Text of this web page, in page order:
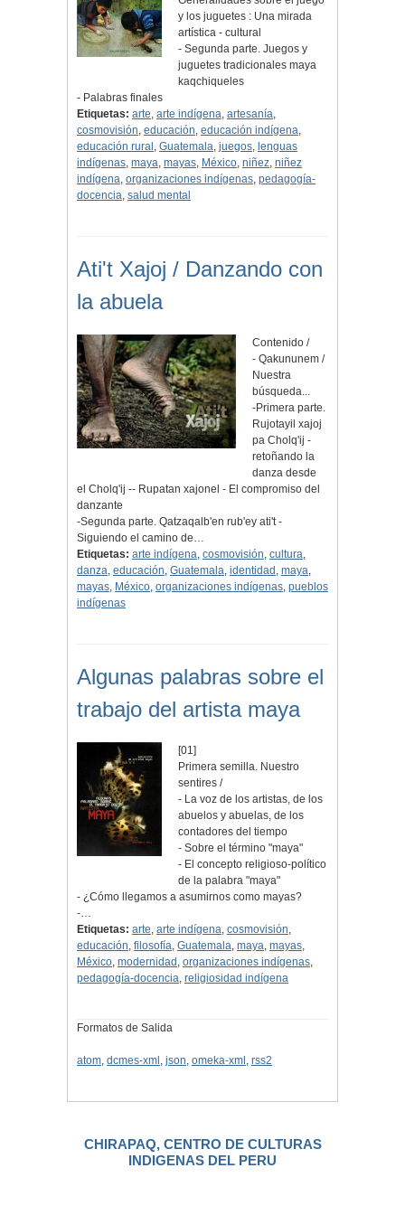
y los juguetes : Una mirada
artística - cultural
- Segunda parte. Juegos y
juguetes tradicionales maya
kaqchiqueles
- Palabras finales
Etiquetas: arte, arte indígena, artesanía,
cosmovisión, educación, educación indígena,
educación rural , Guatemala, juegos, lenguas
indígenas, maya, mayas, México, niñez, niñez
indígena, organizaciones indígenas, pedagogía-
docencia, salud mental
Ati't Xajoj / Danzando con
la abuela
Contenido /
- Qakununem /
Nuestra
búsqueda...
-Primera parte.
Rujotayil xajoj
pa Cholq'ij -
retoñando la
danza desde
el Cholq'ij -- Rupatan xajonel - El compromiso del
danzante
-Segunda parte. Qatzaqalb'en rub'ey ati't -
Siguiendo el camino de…
Etiquetas: arte indígena, cosmovisión, cultura,
danza, educación, Guatemala, identidad , maya,
mayas, México, organizaciones indígenas, pueblos
indígenas
Algunas palabras sobre el
trabajo del artista maya
[01]
Primera semilla. Nuestro
sentires /
- La voz de los artistas, de los
abuelos y abuelas, de los
contadores del tiempo
- Sobre el término "maya"
- El concepto religioso-político
de la palabra "maya"
- ¿Cómo llegamos a asumirnos como mayas?
-…
Etiquetas: arte, arte indígena, cosmovisión,
educación, filosofía, Guatemala, maya, mayas,
México, modernidad , organizaciones indígenas,
pedagogía-docencia, religiosidad indígena
Formatos de Salida
atom, dcmes-xml , json, omeka-xml , rss2
CHIRAPAQ, CENTRO DE CULTURAS
INDIGENAS DEL PERU